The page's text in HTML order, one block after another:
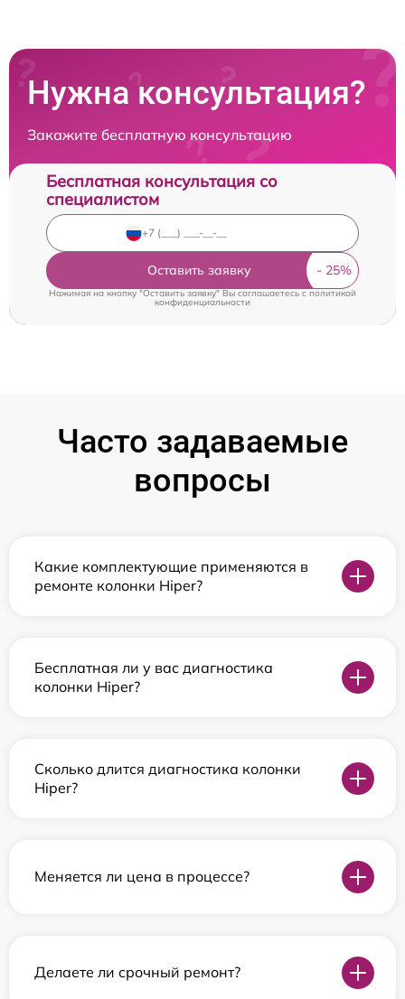
Нужна консультация?
Закажите бесплатную консультацию
Бесплатная консультация со
специалистом
Оставить заявку
Нажимая на кнопку "Оставить заявку" Вы соглашаетесь cполитикой
конфиденциальности
Часто задаваемые
вопросы
Какие комплектующие применяются в
ремонте колонки Hiper?
Бесплатная ли у вас диагностика
колонки Hiper?
Сколько длится диагностика колонки
Hiper?
Меняется ли цена в процессе?
Делаете ли срочный ремонт?